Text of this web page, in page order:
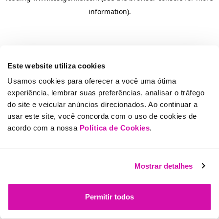
Este website utiliza cookies
Usamos cookies para oferecer a você uma ótima
experiência, lembrar suas preferências, analisar o tráfego
do site e veicular anúncios direcionados. Ao continuar a
usar este site, você concorda com o uso de cookies de
acordo com a nossa Política de Cookies.
Mostrar detalhes
Permitir todos
information).